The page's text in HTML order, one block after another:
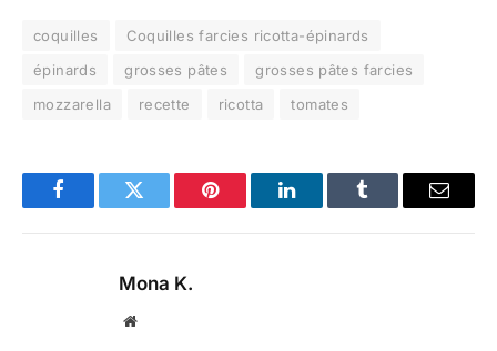
coquilles
Coquilles farcies ricotta-épinards
épinards
grosses pâtes
grosses pâtes farcies
mozzarella
recette ricotta tomates
FacebookTwitter Pinterest LinkedInTumblr Email
Mona K.
Site